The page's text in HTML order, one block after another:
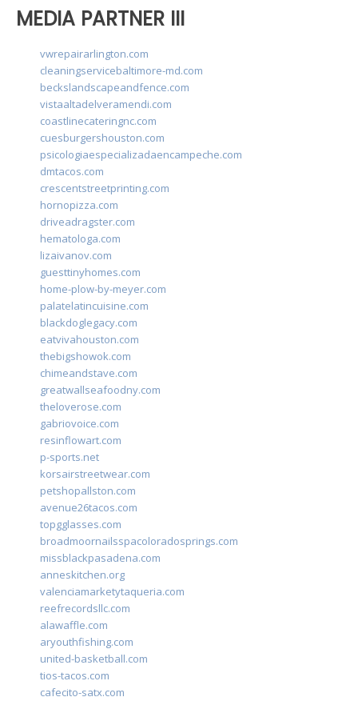
MEDIA PARTNER III
vwrepairarlington.com
cleaningservicebaltimore-md.com
beckslandscapeandfence.com
vistaaltadelveramendi.com
coastlinecateringnc.com
cuesburgershouston.com
psicologiaespecializadaencampeche.com
dmtacos.com
crescentstreetprinting.com
hornopizza.com
driveadragster.com
hematologa.com
lizaivanov.com
guesttinyhomes.com
home-plow-by-meyer.com
palatelatincuisine.com
blackdoglegacy.com
eatvivahouston.com
thebigshowok.com
chimeandstave.com
greatwallseafoodny.com
theloverose.com
gabriovoice.com
resinflowart.com
p-sports.net
korsairstreetwear.com
petshopallston.com
avenue26tacos.com
topgglasses.com
broadmoornailsspacoloradosprings.com
missblackpasadena.com
anneskitchen.org
valenciamarketytaqueria.com
reefrecordsllc.com
alawaffle.com
aryouthfishing.com
united-basketball.com
tios-tacos.com
cafecito-satx.com